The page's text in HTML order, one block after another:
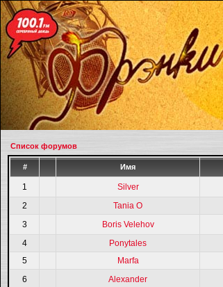
Список форумов
# Имя
1 Silver
2
Tania O
3
Boris Velehov
4
Ponytales
5
Marfa
6
Alexander